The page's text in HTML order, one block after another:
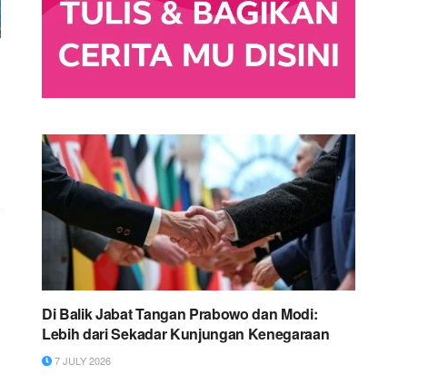
Di Balik Jabat Tangan Prabowo dan Modi:
Lebih dari Sekadar Kunjungan Kenegaraan
7 JULY 2026